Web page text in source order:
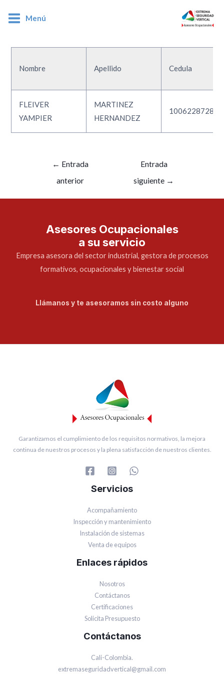
Menú
Nombre Apellido Cedula
FLEIVER
YAMPIER
MARTINEZ
HERNANDEZ
1006228728
← Entrada
anterior
Entrada
siguiente →
Asesores Ocupacionales
a su servicio
Empresa asesora del sector industrial, gestora de procesos
formativos, ocupacionales y bienestar social
Llámanos y te asesoramos sin costo alguno
Garantizamos el cumplimiento de los requisitos normativos, la mejora
continua de nuestros procesos y la plena satisfacción de nuestros clientes.
Servicios
Acompañamiento
Inspección y mantenimiento
Instalación de sistemas
Venta de equipos
Enlaces rápidos
Nosotros
Contáctanos
Certificaciones
Solicita Presupuesto
Contáctanos
Cali-Colombia.
extremaseguridadvertical@gmail.com